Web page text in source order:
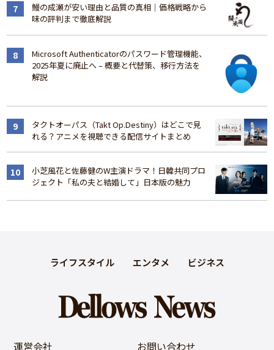
鰻の成瀬が安い理由と品質の真相｜価格戦略から
味の評判まで徹底解説
Microsoft Authenticatorのパスワード管理機能、
2025年夏に廃止へ – 概要と代替策、移行方法を
解説
タクトオーパス（Takt Op.Destiny）はどこで見
れる？アニメを視聴できる配信サイトまとめ
小芝風花と佐藤健のW主演ドラマ！日韓共同プロ
ジェクト「私の夫と結婚して」日本版の魅力
ライフスタイル エンタメ ビジネス
運営会社 お問い合わせ